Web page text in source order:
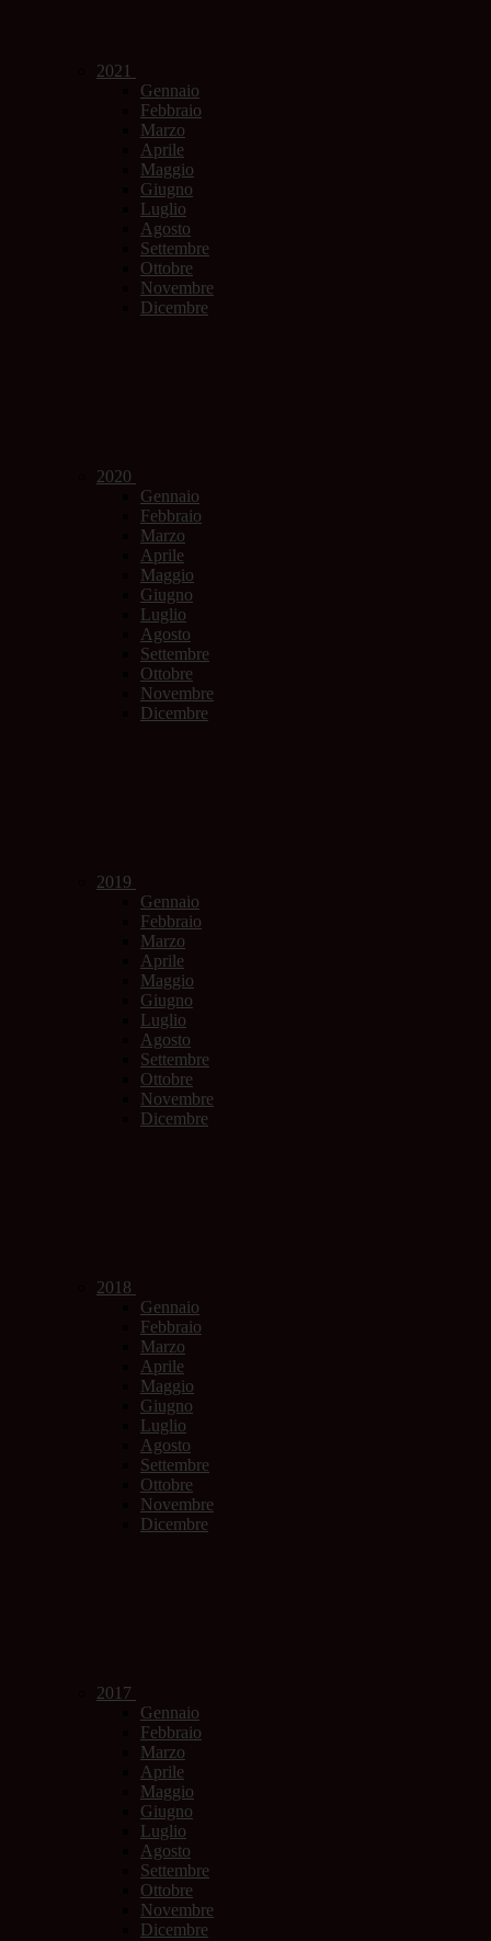
2021
Gennaio
Febbraio
Marzo
Aprile
Maggio
Giugno
Luglio
Agosto
Settembre
Ottobre
Novembre
Dicembre
2020
Gennaio
Febbraio
Marzo
Aprile
Maggio
Giugno
Luglio
Agosto
Settembre
Ottobre
Novembre
Dicembre
2019
Gennaio
Febbraio
Marzo
Aprile
Maggio
Giugno
Luglio
Agosto
Settembre
Ottobre
Novembre
Dicembre
2018
Gennaio
Febbraio
Marzo
Aprile
Maggio
Giugno
Luglio
Agosto
Settembre
Ottobre
Novembre
Dicembre
2017
Gennaio
Febbraio
Marzo
Aprile
Maggio
Giugno
Luglio
Agosto
Settembre
Ottobre
Novembre
Dicembre